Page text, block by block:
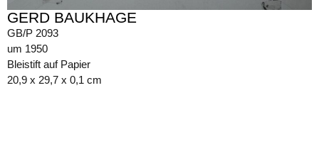
GERD BAUKHAGE
GB/P 2093
um 1950
Bleistift auf Papier
20,9 x 29,7 x 0,1 cm